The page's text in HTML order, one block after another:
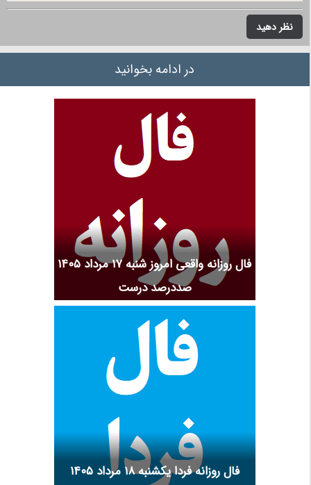
نظر دهید
در ادامه بخوانید
فال روزانه واقعی امروز شنبه ۱۷ مرداد ۱۴۰۵
صددرصد درست
فال روزانه فردا یکشنبه ۱۸ مرداد ۱۴۰۵